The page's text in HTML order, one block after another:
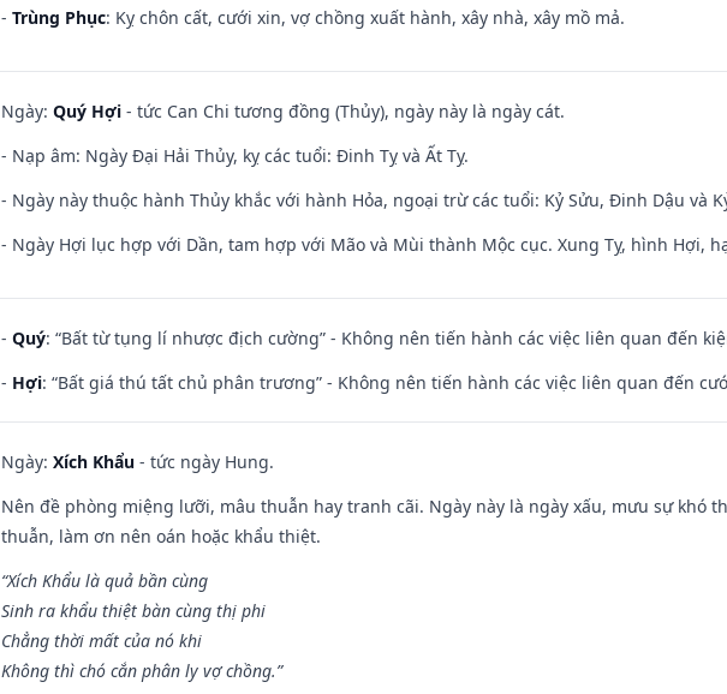
- Trùng Phục: Kỵ chôn cất, cưới xin, vợ chồng xuất hành, xây nhà, xây mồ mả.
Ngày: Quý Hợi - tức Can Chi tương đồng (Thủy), ngày này là ngày cát.
- Nạp âm: Ngày Đại Hải Thủy, kỵ các tuổi: Đinh Tỵ và Ất Tỵ.
- Ngày này thuộc hành Thủy khắc với hành Hỏa, ngoại trừ các tuổi: Kỷ Sửu, Đinh Dậu và
- Ngày Hợi lục hợp với Dần, tam hợp với Mão và Mùi thành Mộc cục. Xung Tỵ, hình Hợi,
- Quý: “Bất từ tụng lí nhược địch cường” - Không nên tiến hành các việc liên quan đến
- Hợi: “Bất giá thú tất chủ phân trương” - Không nên tiến hành các việc liên quan đến
Ngày: Xích Khẩu - tức ngày Hung.
Nên đề phòng miệng lưỡi, mâu thuẫn hay tranh cãi. Ngày này là ngày xấu, mưu sự khó
thuẫn, làm ơn nên oán hoặc khẩu thiệt.
“Xích Khẩu là quả bần cùng
Sinh ra khẩu thiệt bàn cùng thị phi
Chẳng thời mất của nó khi
Không thì chó cắn phân ly vợ chồng.”